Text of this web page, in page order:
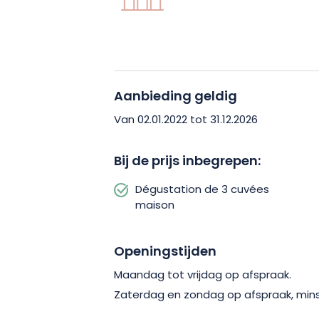
zoekt in de rijke collectie van het huis.
Huis, zal ongetwijfeld het hoogtepunt
zachte, intens fruitige smaak doet je
discrete vanilletoon je ervaring
geserveerd zal deze 100% Pinot Noir
Aanbieding geldig
Van 02.01.2022 tot 31.12.2026
Bij de prijs inbegrepen:
Dégustation de 3 cuvées
maison
Openingstijden
Maandag tot vrijdag op afspraak.
Zaterdag en zondag op afspraak,